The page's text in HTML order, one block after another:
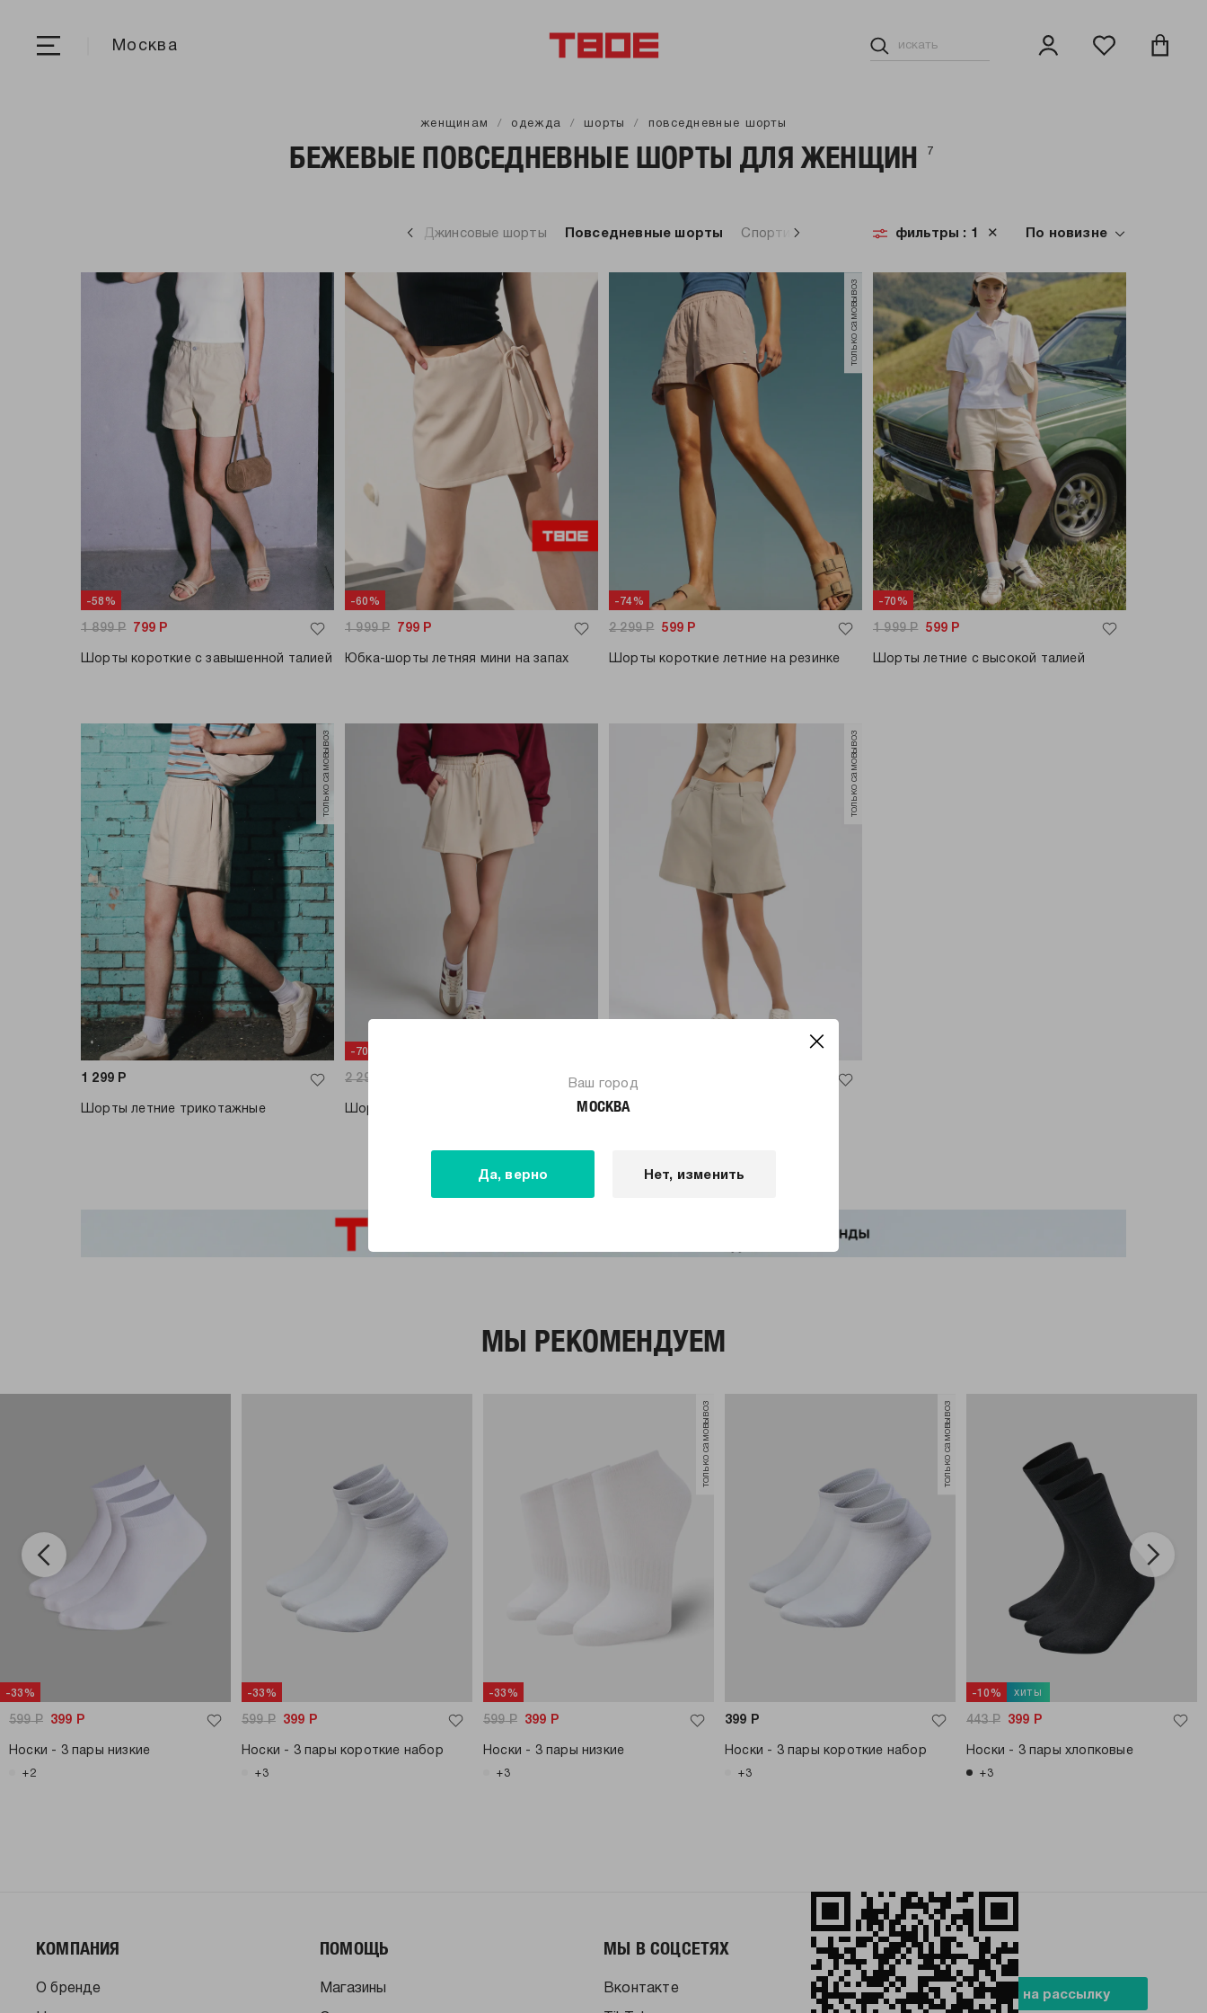
Москва
Ваш город
МОСКВА
Да, верно Нет, изменить
женщинам одежда шорты повседневные шорты
БЕЖЕВЫЕ ПОВСЕДНЕВНЫЕ ШОРТЫ ДЛЯ ЖЕНЩИН 7
Джинсовые шорты Повседневные шорты Спортивные шорты По новизне
фильтры : 1 ✕
-58%
1 899Р 799 Р
Шорты короткие с завышенной талией
-60%
1 999Р 799 Р
Юбка-шорты летняя мини на запах
-74%
только самовывоз
2 299Р 599 Р
Шорты короткие летние на резинке
-70%
1 999Р 599 Р
Шорты летние с высокой талией
только самовывоз
1 299 Р
Шорты летние трикотажные
-70%
2 299
Шорты из вискозы со стрелками
только самовывоз
2 299
Шорты бермуды льняные
МЫ РЕКОМЕНДУЕМ
-33%
599Р 399 Р
Носки - 3 пары низкие
+2
-33%
599Р 399 Р
Носки - 3 пары короткие набор
+3
-33%
только самовывоз
599Р 399 Р
Носки - 3 пары низкие
+3
только самовывоз
399 Р
Носки - 3 пары короткие набор
+3
-10% хиты
443Р 399 Р
Носки - 3 пары хлопковые
+3
КОМПАНИЯ
О бренде
ПОМОЩЬ
Магазины
МЫ В СОЦСЕТЯХ
Вконтакте
БУДЬ В ТРЕНДЕ
Подписаться на рассылку